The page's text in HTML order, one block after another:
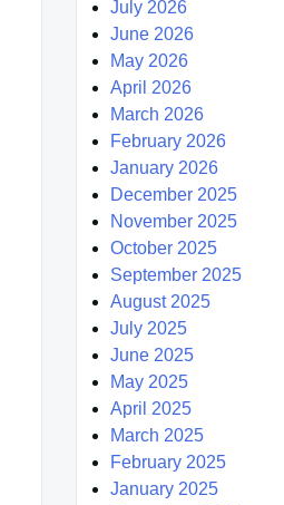
July 2026
June 2026
May 2026
April 2026
March 2026
February 2026
January 2026
December 2025
November 2025
October 2025
September 2025
August 2025
July 2025
June 2025
May 2025
April 2025
March 2025
February 2025
January 2025